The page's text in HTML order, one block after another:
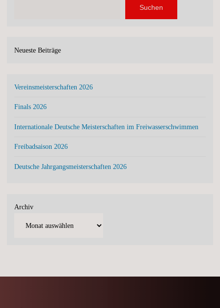
Suchen
Neueste Beiträge
Vereinsmeisterschaften 2026
Finals 2026
Internationale Deutsche Meisterschaften im Freiwasserschwimmen
Freibadsaison 2026
Deutsche Jahrgangsmeisterschaften 2026
Archiv